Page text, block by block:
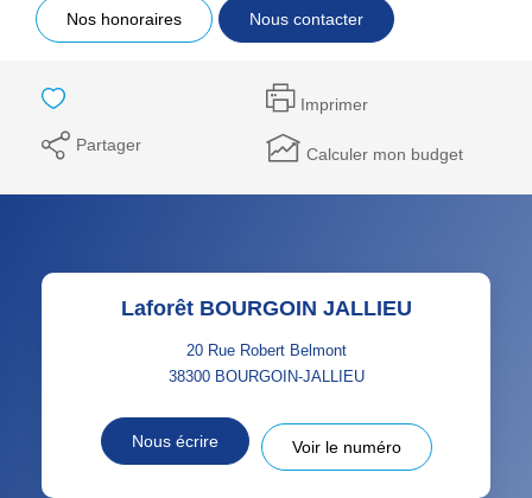
Nos honoraires Nous contacter
Imprimer
Partager Calculer mon budget
Laforêt BOURGOIN JALLIEU
20 Rue Robert Belmont
38300 BOURGOIN-JALLIEU
Nous écrire Voir le numéro